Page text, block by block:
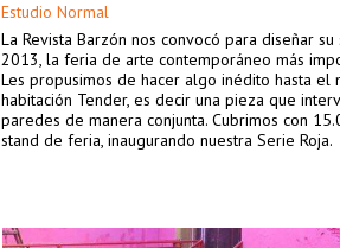
Estudio Normal
La Revista Barzón nos convocó para diseñar su
2013, la feria de arte contemporáneo más
Les propusimos de hacer algo inédito hasta el
habitación Tender, es decir una pieza que
paredes de manera conjunta. Cubrimos con
stand de feria, inaugurando nuestra Serie Roja.